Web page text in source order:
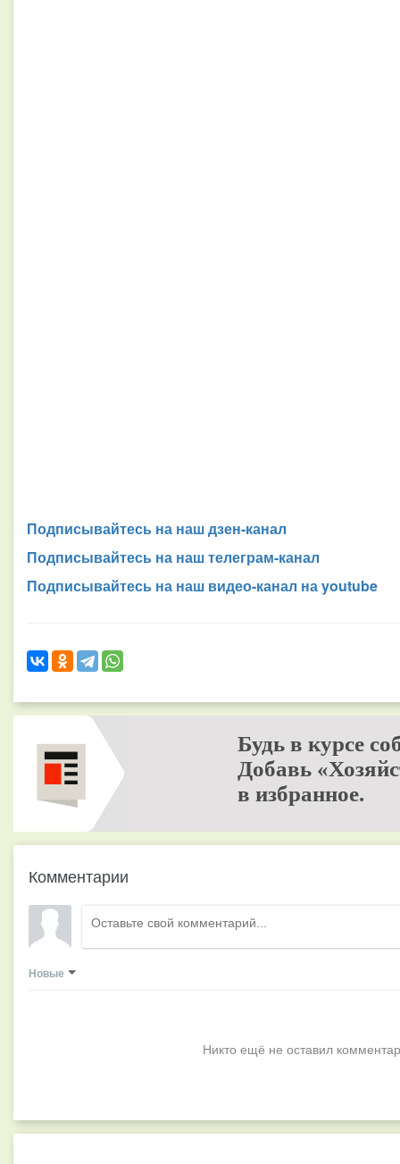
Подписывайтесь на наш дзен-канал
Подписывайтесь на наш телеграм-канал
Подписывайтесь на наш видео-канал на youtube
Будь в курсе
Добавь
в избранное.
Комментарии
Новые
Никто ещё не оставил